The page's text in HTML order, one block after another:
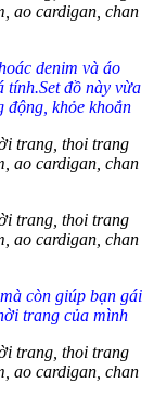
denim và áo
tính.Set đồ này vừa
động, khỏe khoắn
còn giúp bạn gái
trang của mình